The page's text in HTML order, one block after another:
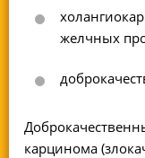
желчных
карцинома